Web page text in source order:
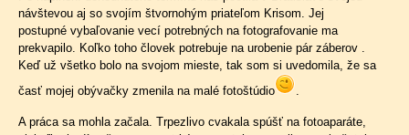
návštevou aj so svojím štvornohým priateľom Krisom. Jej
postupné vybaľovanie vecí potrebných na fotografovanie ma
prekvapilo. Koľko toho človek potrebuje na urobenie pár záberov .
Keď už všetko bolo na svojom mieste, tak som si uvedomila, že sa
časť mojej obývačky zmenila na malé fotoštúdio
.
A práca sa mohla začala. Trpezlivo cvakala spúšť na fotoaparáte,